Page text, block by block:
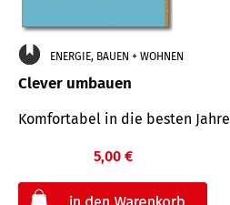
ENERGIE, BAUEN + WOHNEN
Clever umbauen
Komfortabel in die besten Jahre
5,00 €